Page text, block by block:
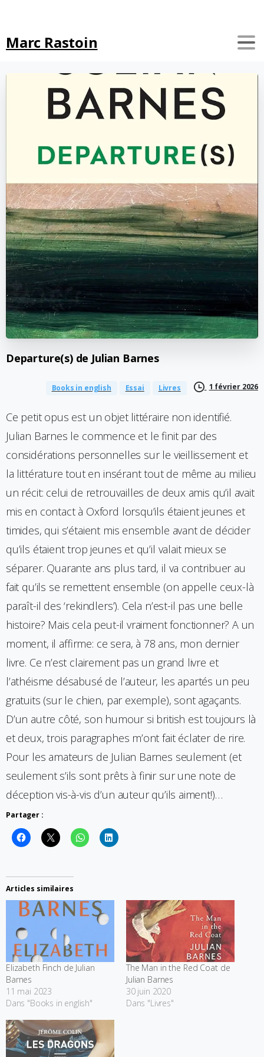
Marc Rastoin
Departure(s) de Julian Barnes
Books in english Essai Livres 1 février 2026
Ce petit opus est un objet littéraire non identifié.
Julian Barnes le commence et le finit par des
considérations personnelles sur le vieillissement et
la littérature tout en insérant tout de même au milieu
un récit: celui de retrouvailles de deux amis qu’il avait
mis en contact à Oxford lorsqu’ils étaient jeunes et
timides, qui s’étaient mis ensemble avant de décider
qu’ils étaient trop jeunes et qu’il valait mieux se
séparer. Quarante ans plus tard, il va contribuer au
fait qu’ils se remettent ensemble (on appelle ceux-là
paraît-il des ‘rekindlers’). Cela n’est-il pas une belle
histoire? Mais cela peut-il vraiment fonctionner? A un
moment, il affirme: ce sera, à 78 ans, mon dernier
livre. Ce n’est clairement pas un grand livre et
l’athéisme désabusé de l’auteur, les apartés un peu
gratuits (sur le chien, par exemple), sont agaçants.
D’un autre côté, son humour si british est toujours là
et deux, trois paragraphes m’ont fait éclater de rire.
Pour les amateurs de Julian Barnes seulement (et
seulement s’ils sont prêts à finir sur une note de
déception vis-à-vis d’un auteur qu’ils aiment!)…
Partager :
Articles similaires
Elizabeth Finch de Julian
Barnes
11 mai 2023
Dans "Books in english"
The Man in the Red Coat de
Julian Barnes
30 juin 2020
Dans "Livres"